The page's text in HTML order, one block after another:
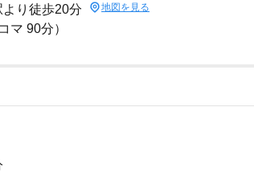
り徒歩20分 地図を見る
マ 90分）